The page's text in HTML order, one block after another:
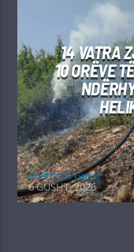
14 VATRA
10 ORËVE
Kushtrim Guraj
6 GUSHT, 2026